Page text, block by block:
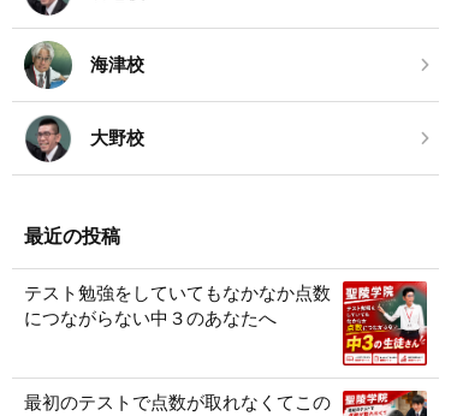
海津校
大野校
最近の投稿
テスト勉強をしていてもなかなか点数
につながらない中３のあなたへ
最初のテストで点数が取れなくてこの